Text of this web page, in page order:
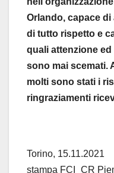
Orlando, capace
di tutto rispetto e
quali attenzione
sono mai scemati.
molti sono stati i
ringraziamenti
Torino,
stampa FCI_CR